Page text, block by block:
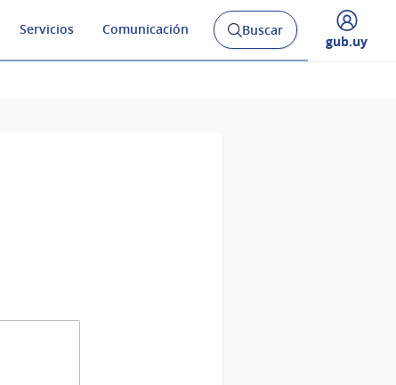
Servicios Comunicación
Abrir
buscador
Buscar
Desplegar
gub.uy